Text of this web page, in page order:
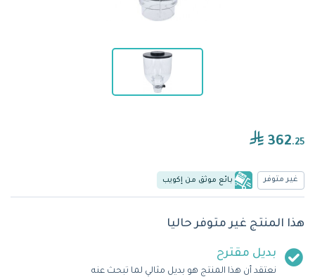
362.25
غير متوفر بائع موثق من إكويب
هذا المنتج غير متوفر حاليا
بديل مقترح
نعتقد أن هذا المنتج هو بديل مثالي لما تبحث عنه